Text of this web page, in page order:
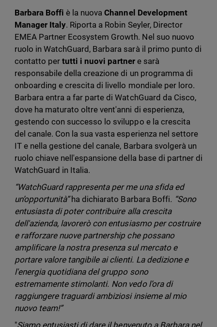
Barbara Boffi è la nuovaChannel Development
Manager Italy. Riporta a Robin Seyler, Director
EMEA Partner Ecosystem Growth. Nel suo nuovo
ruolo in WatchGuard, Barbara sarà il primo punto di
contatto pertutti i nuovi partnere sarà
responsabile della creazione di un programma di
onboarding e crescita di livello mondiale per loro.
Barbara entra a far parte di WatchGuard da Cisco,
dove ha maturato oltre vent'anni di esperienza,
gestendo con successo lo sviluppo e la crescita
del canale. Con la sua vasta esperienza nel settore
IT e nella gestione del canale, Barbara svolgerà un
ruolo chiave nell'espansione della base di partner di
WatchGuard in Italia.
“WatchGuard rappresenta per me una sfida ed
un’opportunità”ha dichiarato Barbara Boffi. “Sono
entusiasta di poter contribuire alla crescita
dell'azienda, lavorerò con entusiasmo per costruire
e rafforzare nuove partnership che possano
amplificare la nostra presenza sul mercato e
portare valore tangibile ai clienti. La dedizione e
l'energia quotidiana del gruppo sono
estremamente stimolanti. Non vedo l’ora di
raggiungere traguardi ambiziosi insieme al mio
nuovo team!”